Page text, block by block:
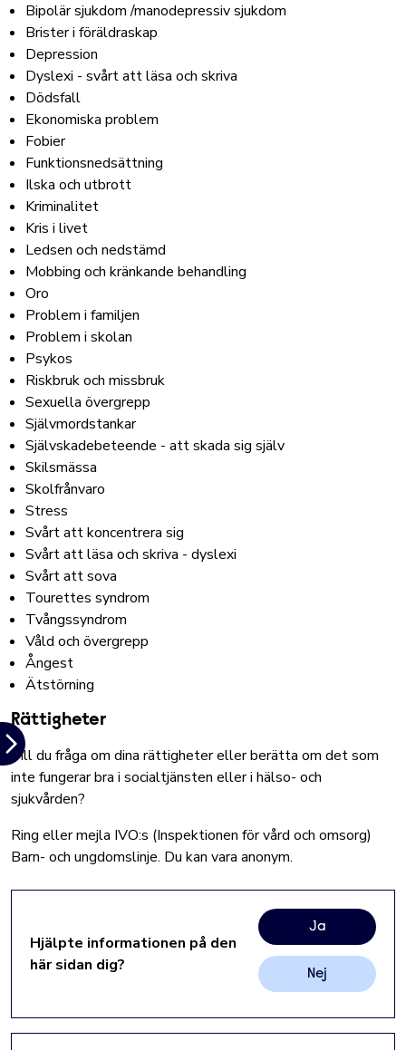
Bipolär sjukdom /manodepressiv sjukdom
Brister i föräldraskap
Depression
Dyslexi - svårt att läsa och skriva
Dödsfall
Ekonomiska problem
Fobier
Funktionsnedsättning
Ilska och utbrott
Kriminalitet
Kris i livet
Ledsen och nedstämd
Mobbing och kränkande behandling
Oro
Problem i familjen
Problem i skolan
Psykos
Riskbruk och missbruk
Sexuella övergrepp
Självmordstankar
Självskadebeteende - att skada sig själv
Skilsmässa
Skolfrånvaro
Stress
Svårt att koncentrera sig
Svårt att läsa och skriva - dyslexi
Svårt att sova
Tourettes syndrom
Tvångssyndrom
Våld och övergrepp
Ångest
Ätstörning
Rättigheter
Vill du fråga om dina rättigheter eller berätta om det som
inte fungerar bra i socialtjänsten eller i hälso- och
sjukvården?
Ring eller mejla IVO:s (Inspektionen för vård och omsorg)
Barn- och ungdomslinje. Du kan vara anonym.
Hjälpte informationen på den
här sidan dig?
Ja
Nej